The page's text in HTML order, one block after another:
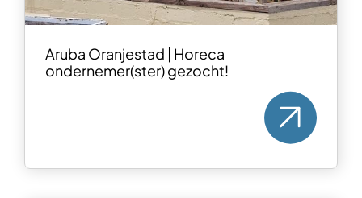
Aruba Oranjestad | Horeca
ondernemer(ster) gezocht!